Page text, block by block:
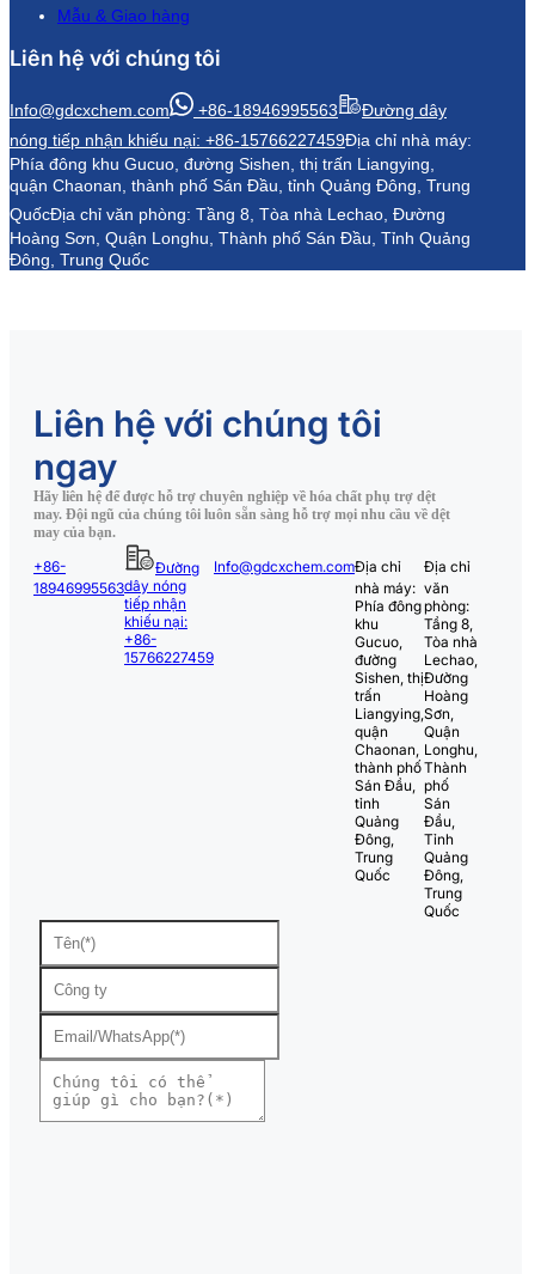
Mẫu & Giao hàng
Liên hệ với chúng tôi
Info@gdcxchem.com +86-18946995563
Đường dây
nóng tiếp nhận khiếu nại: +86-15766227459Địa chỉ nhà máy:
Phía đông khu Gucuo, đường Sishen, thị trấn Liangying,
quận Chaonan, thành phố Sán Đầu, tỉnh Quảng Đông, Trung
QuốcĐịa chỉ văn phòng: Tầng 8, Tòa nhà Lechao, Đường
Hoàng Sơn, Quận Longhu, Thành phố Sán Đầu, Tỉnh Quảng
Đông, Trung Quốc
Liên hệ với chúng tôi
ngay
Hãy liên hệ để được hỗ trợ chuyên nghiệp về hóa chất phụ trợ dệt
may. Đội ngũ của chúng tôi luôn sẵn sàng hỗ trợ mọi nhu cầu về dệt
may của bạn.
+86-
18946995563
Đường
dây nóng
tiếp nhận
khiếu nại:
+86-
15766227459
Info@gdcxchem.comĐịa chỉ
nhà máy:
Phía đông
khu
Gucuo,
đường
Sishen, thị
trấn
Liangying,
quận
Chaonan,
thành phố
Sán Đầu,
tỉnh
Quảng
Đông,
Trung
Quốc
Địa chỉ
văn
phòng:
Tầng 8,
Tòa nhà
Lechao,
Đường
Hoàng
Sơn,
Quận
Longhu,
Thành
phố
Sán
Đầu,
Tỉnh
Quảng
Đông,
Trung
Quốc